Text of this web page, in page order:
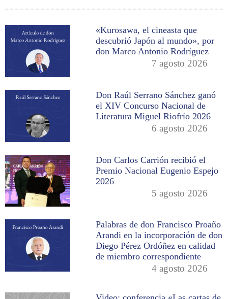
«Kurosawa, el cineasta que
descubrió Japón al mundo», por
don Marco Antonio Rodríguez
7 agosto 2026
Don Raúl Serrano Sánchez ganó
el XIV Concurso Nacional de
Literatura Miguel Riofrío 2026
6 agosto 2026
Don Carlos Carrión recibió el
Premio Nacional Eugenio Espejo
2026
5 agosto 2026
Palabras de don Francisco Proaño
Arandi en la incorporación de don
Diego Pérez Ordóñez en calidad
de miembro correspondiente
4 agosto 2026